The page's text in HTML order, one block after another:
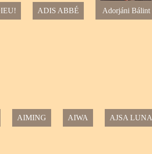
ADIS ABBÉ Adorjáni Bálint
AIMING AIWA AJSA LUNA